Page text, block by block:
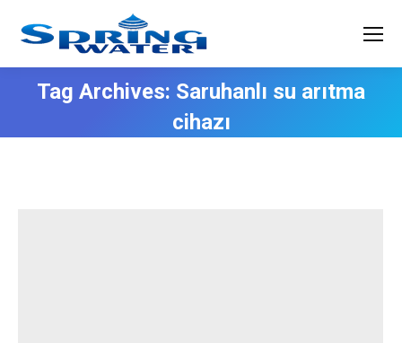
Tag Archives: Saruhanlı su arıtma
cihazı